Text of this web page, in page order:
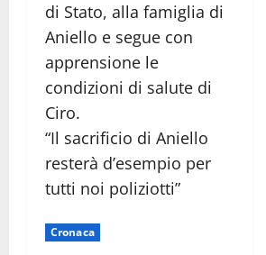
di Stato, alla famiglia di
Aniello e segue con
apprensione le
condizioni di salute di
Ciro.
“Il sacrificio di Aniello
resterà d’esempio per
tutti noi poliziotti”
Cronaca